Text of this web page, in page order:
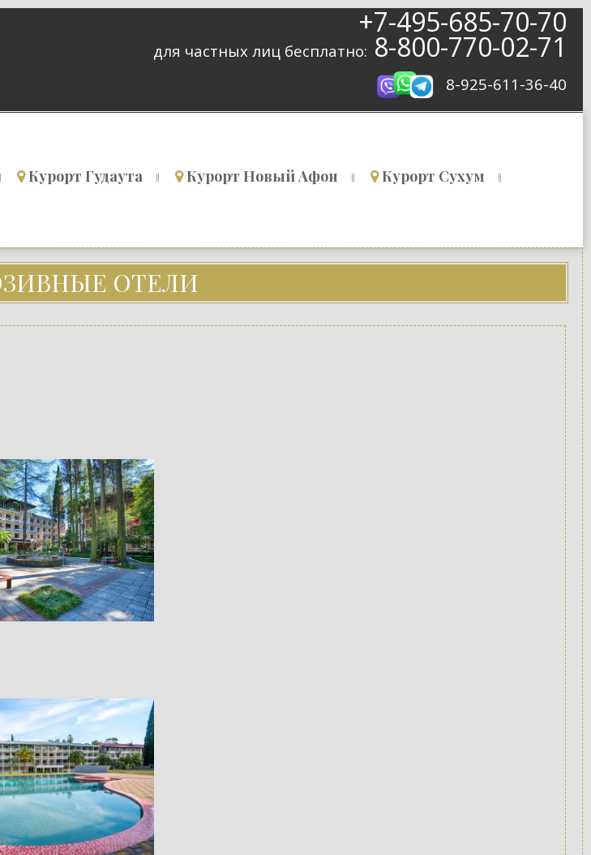
+7-495-685-70-70
для частных лиц бесплатно: 8-800-770-02-71
8-925-611-36-40
Курорт Гудаута Курорт Новый Афон
Курорт Сухум
ОТЕЛИ